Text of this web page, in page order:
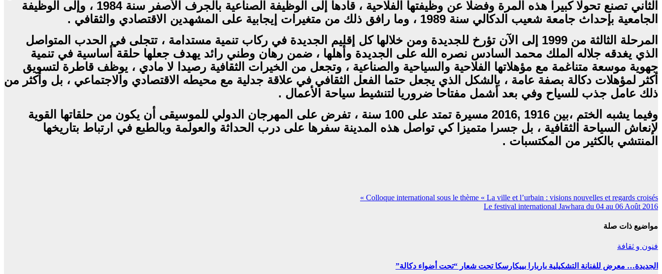
الثاني تصنع تحولا كبيرا هذه المرة وفضلا عن وظيفتها الفلاحية ، قادها إلى الوظيفة الصناعية بالجرف الأصفر سنة 1984 ، وإلى الوظيفة
الجامعية بإحداث جامعة شعيب الدكالي سنة 1989 ، وما رافق ذلك من متغيرات إيجابية على المشهدين الاقتصادي والثقافي .
المرحلة الثالثة من 1999 إلى الآن تؤرخ للجديدة ومن خلالها كل إقليم الجديدة في ركاب تنمية مستدامة ، تتجلى في الحدب المتواصل
الذي يغدقه جلاله الملك محمد السادس نصره الله على الجديدة وأهلها ، ضمن رهان وطني رائد يهدف جعلها حلقة أساسية في تنمية
جهوية موسعة متناغمة مع مؤهلاتها الفلاحية والسياحية والصناعية ، وتجعل من الخيرات الثقافية رصيدا لا مادي ، يوظف قاطرة لتسويق
أكثر لمؤهلات دكالة بصفة عامة ، بالشكل الذي يجعل حتما الفعل الثقافي في علاقة جدلية مع محيطه الاقتصادي والاجتماعي ، بل وأكثر من
ذلك عامل جذب للسياح وفي بعد أشمل مفتاحا ضروريا لتنشيط سياحة الأعمال .
وفيما يشبه الختم ،بين 1916 ,2016 مسيرة تمتد على 100 سنة ، تفرض على المهرجان الدولي للموسيقى أن يكون من حلقاتها القوية
لإنعاش السياحة الثقافية ، بل جسرا متميزا كي تواصل هذه المدينة سفرها على درب الحداثة والعولمة وبالطبع في ارتباط بتاريخها
المنتشي بالكثير من المكتسبات .
تصفّح
المقالات
Colloque international sous le thème « La ville et l’urbain : visions nouvelles et regards croisés »
Le festival international Jawhara du 04 au 06 Août 2016
مواضيع ذات صلة
فنون و ثقافة
الجديدة… معرض للفنانة التشكيلية باربارا بييكارسكا تحت شعار “تحت أضواء دكالة”